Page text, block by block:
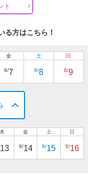
ト
る方はこちら！
金
8/7
土
8/8
日
8/9
木
13
金
8/14
土
8/15
日
8/16